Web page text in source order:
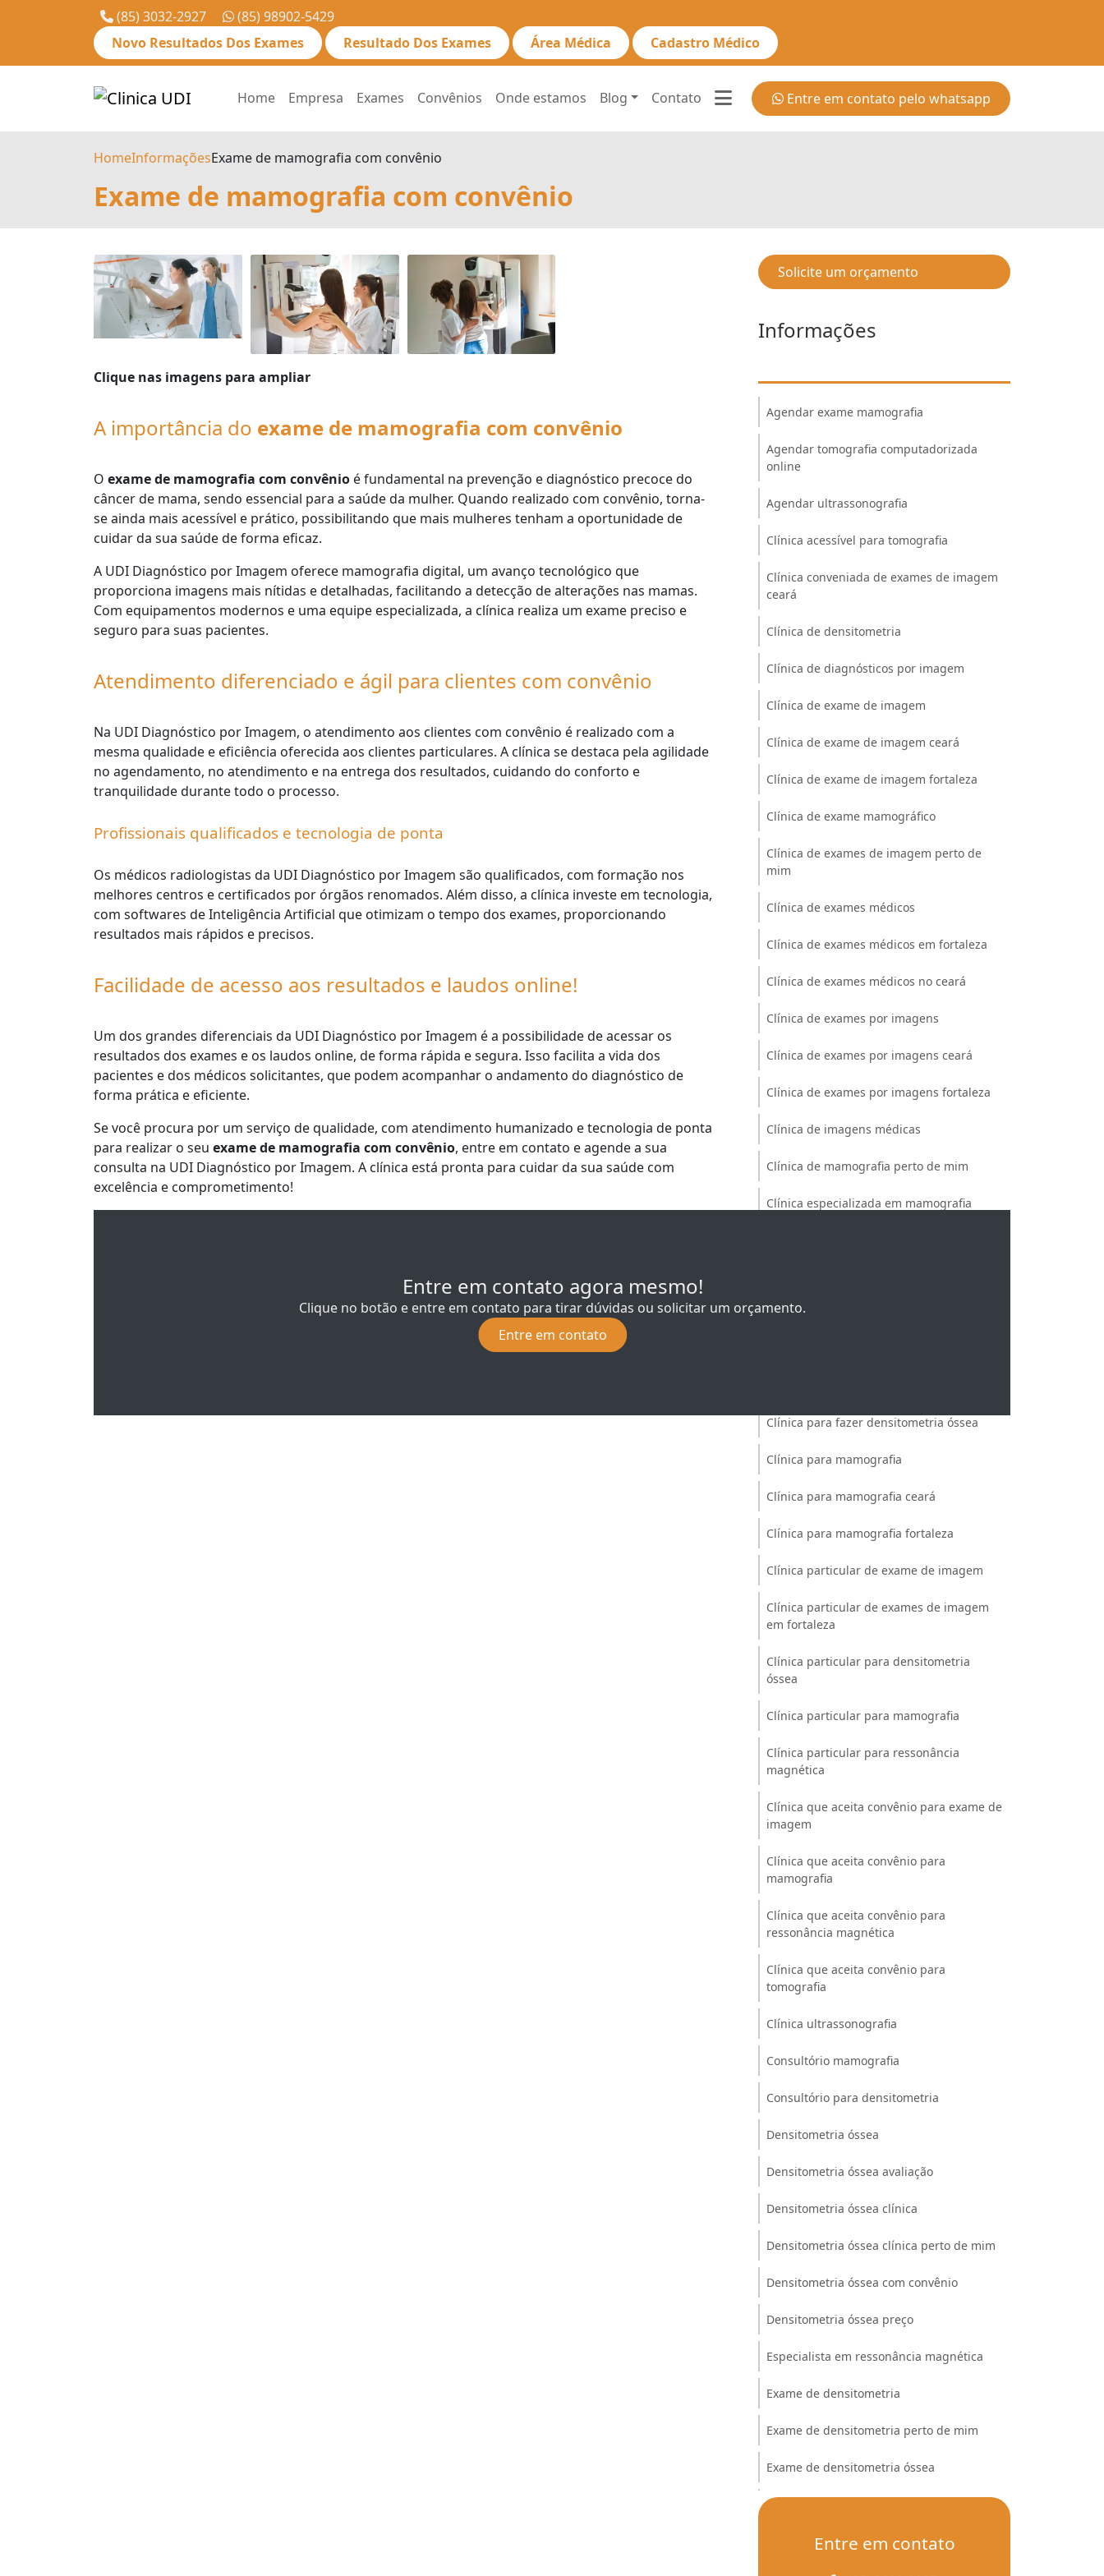
(85) 3032-2927
(85) 98902-5429
Novo Resultados Dos Exames
Resultado Dos Exames Área Médica Cadastro Médico
Home Empresa Exames Convênios Onde estamos Blog Contato Entre em contato pelo whatsapp
HomeInformaçõesExame de mamografia com convênio
Exame de mamografia com convênio
Clique nas imagens para ampliar
A importância do exame de mamografia com convênio
O exame de mamografia com convênio é fundamental na prevenção e diagnóstico precoce do
câncer de mama, sendo essencial para a saúde da mulher. Quando realizado com convênio, torna-
se ainda mais acessível e prático, possibilitando que mais mulheres tenham a oportunidade de
cuidar da sua saúde de forma eficaz.
A UDI Diagnóstico por Imagem oferece mamografia digital, um avanço tecnológico que
proporciona imagens mais nítidas e detalhadas, facilitando a detecção de alterações nas mamas.
Com equipamentos modernos e uma equipe especializada, a clínica realiza um exame preciso e
seguro para suas pacientes.
Atendimento diferenciado e ágil para clientes com convênio
Na UDI Diagnóstico por Imagem, o atendimento aos clientes com convênio é realizado com a
mesma qualidade e eficiência oferecida aos clientes particulares. A clínica se destaca pela agilidade
no agendamento, no atendimento e na entrega dos resultados, cuidando do conforto e
tranquilidade durante todo o processo.
Profissionais qualificados e tecnologia de ponta
Os médicos radiologistas da UDI Diagnóstico por Imagem são qualificados, com formação nos
melhores centros e certificados por órgãos renomados. Além disso, a clínica investe em tecnologia,
com softwares de Inteligência Artificial que otimizam o tempo dos exames, proporcionando
resultados mais rápidos e precisos.
Facilidade de acesso aos resultados e laudos online!
Um dos grandes diferenciais da UDI Diagnóstico por Imagem é a possibilidade de acessar os
resultados dos exames e os laudos online, de forma rápida e segura. Isso facilita a vida dos
pacientes e dos médicos solicitantes, que podem acompanhar o andamento do diagnóstico de
forma prática e eficiente.
Se você procura por um serviço de qualidade, com atendimento humanizado e tecnologia de ponta
para realizar o seu exame de mamografia com convênio, entre em contato e agende a sua
consulta na UDI Diagnóstico por Imagem. A clínica está pronta para cuidar da sua saúde com
excelência e comprometimento!
Entre em contato agora mesmo!
Clique no botão e entre em contato para tirar dúvidas ou solicitar um orçamento.
Entre em contato
Solicite um orçamento
Informações
Agendar exame mamografia
Agendar tomografia computadorizada
online
Agendar ultrassonografia
Clínica acessível para tomografia
Clínica conveniada de exames de imagem
ceará
Clínica de densitometria
Clínica de diagnósticos por imagem
Clínica de exame de imagem
Clínica de exame de imagem ceará
Clínica de exame de imagem fortaleza
Clínica de exame mamográfico
Clínica de exames de imagem perto de
mim
Clínica de exames médicos
Clínica de exames médicos em fortaleza
Clínica de exames médicos no ceará
Clínica de exames por imagens
Clínica de exames por imagens ceará
Clínica de exames por imagens fortaleza
Clínica de imagens médicas
Clínica de mamografia perto de mim
Clínica especializada em mamografia
com doppler
Clínica para fazer densitometria óssea
Clínica para mamografia
Clínica para mamografia ceará
Clínica para mamografia fortaleza
Clínica particular de exame de imagem
Clínica particular de exames de imagem
em fortaleza
Clínica particular para densitometria
óssea
Clínica particular para mamografia
Clínica particular para ressonância
magnética
Clínica que aceita convênio para exame de
imagem
Clínica que aceita convênio para
mamografia
Clínica que aceita convênio para
ressonância magnética
Clínica que aceita convênio para
tomografia
Clínica ultrassonografia
Consultório mamografia
Consultório para densitometria
Densitometria óssea
Densitometria óssea avaliação
Densitometria óssea clínica
Densitometria óssea clínica perto de mim
Densitometria óssea com convênio
Densitometria óssea preço
Especialista em ressonância magnética
Exame de densitometria
Exame de densitometria perto de mim
Exame de densitometria óssea
Exame de densitometria óssea ceará
Exame de densitometria óssea em clínicas
Entre em contato